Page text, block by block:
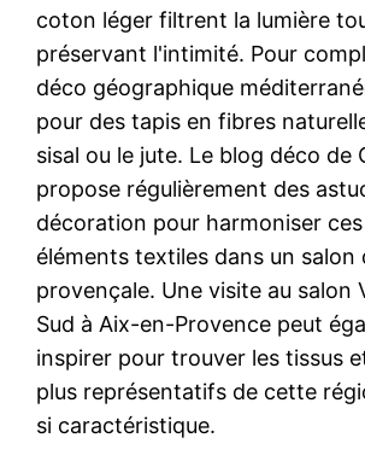
coton léger filtrent la lumière
préservant l'intimité. Pour
déco géographique
pour des tapis en fibres
sisal ou le jute. Le blog déco de
propose régulièrement des
décoration pour harmoniser
éléments textiles dans un salon
provençale. Une visite au salon
Sud à Aix-en-Provence peut
inspirer pour trouver les tissus
plus représentatifs de cette
si caractéristique.